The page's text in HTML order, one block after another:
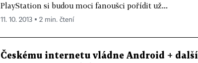
PlayStation si budou moci fanoušci pořídit už...
11. 10. 2013 ▪ 2 min. čtení
Českému internetu vládne Android + další